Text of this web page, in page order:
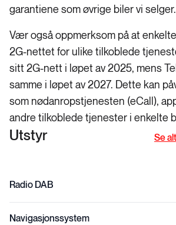
garantiene som øvrige biler vi selger.
Vær også oppmerksom på at
2G-nettet for ulike tilkoblede
sitt 2G-nett i løpet av 2025, mens
samme i løpet av 2027. Dette kan
som nødanropstjenesten (eCall),
andre tilkoblede tjenester i enkelte
Utstyr Se
Radio DAB
Navigasjonssystem